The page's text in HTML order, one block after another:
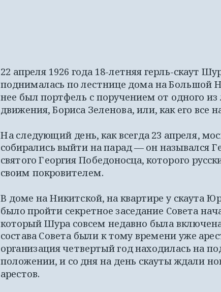
22 апреля 1926 года 18-летняя герль-скаут
поднималась по лестнице дома на Большой
нее был портфель с поручением от одного из
движения, Бориса Зеленова, или, как его все
На следующий день, как всегда 23 апреля,
собирались выйти на парад — он назывался
святого Георгия Победоносца, которого
своим покровителем.
В доме на Никитской, на квартире у скаута
было пройти секретное заседание Совета
который Шура совсем недавно была
состава Совета были к тому времени уже
организация четвертый год находилась на
положении, и со дня на день скауты ждали
арестов.